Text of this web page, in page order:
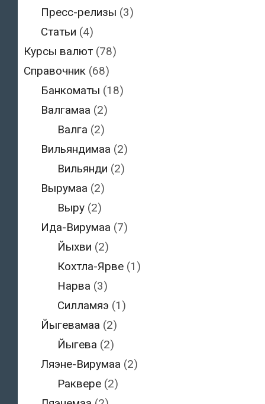
Пресс-релизы (3)
Статьи (4)
Курсы валют (78)
Справочник (68)
Банкоматы (18)
Валгамаа (2)
Валга (2)
Вильяндимаа (2)
Вильянди (2)
Вырумаа (2)
Выру (2)
Ида-Вирумаа (7)
Йыхви (2)
Кохтла-Ярве (1)
Нарва (3)
Силламяэ (1)
Йыгевамаа (2)
Йыгева (2)
Ляэне-Вирумаа (2)
Раквере (2)